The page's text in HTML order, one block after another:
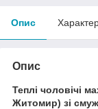
Опис
Опис
Теплі чоловічі
Житомир) зі